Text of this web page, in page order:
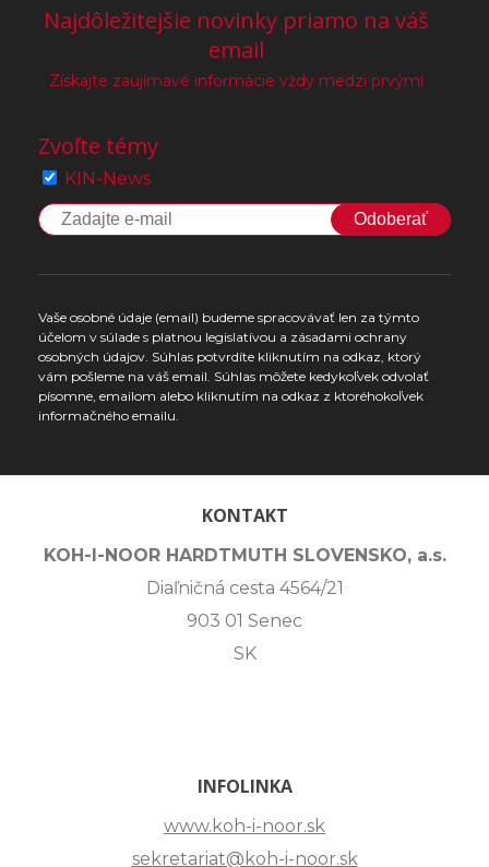
Najdôležitejšie novinky priamo na váš
email
Získajte zaujímavé informácie vždy medzi prvými
Zvoľte témy
KIN-News
Odoberať
Vaše osobné údaje (email) budeme spracovávať len za týmto
účelom v súlade s platnou legislatívou a zásadami ochrany
osobných údajov. Súhlas potvrdíte kliknutím na odkaz, ktorý
vám pošleme na váš email. Súhlas môžete kedykoľvek odvolať
písomne, emailom alebo kliknutím na odkaz z ktoréhokoľvek
informačného emailu.
KONTAKT
KOH-I-NOOR HARDTMUTH SLOVENSKO, a.s.
Diaľničná cesta 4564/21
903 01 Senec
SK
INFOLINKA
www.koh-i-noor.sk
sekretariat@koh-i-noor.sk